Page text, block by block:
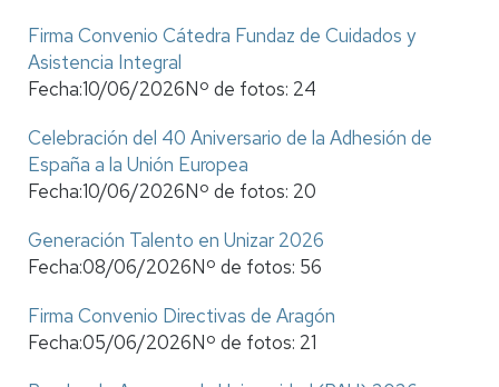
Firma Convenio Cátedra Fundaz de Cuidados y
Asistencia Integral
Fecha:10/06/2026Nº de fotos: 24
Celebración del 40 Aniversario de la Adhesión de
España a la Unión Europea
Fecha:10/06/2026Nº de fotos: 20
Generación Talento en Unizar 2026
Fecha:08/06/2026Nº de fotos: 56
Firma Convenio Directivas de Aragón
Fecha:05/06/2026Nº de fotos: 21